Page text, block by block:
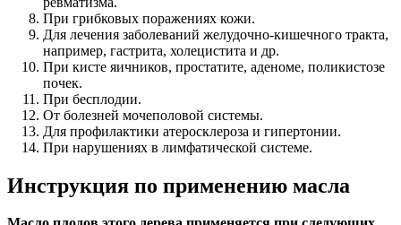
При грибковых поражениях кожи.
Для лечения заболеваний желудочно-кишечного тракта,
например, гастрита, холецистита и др.
При кисте яичников, простатите, аденоме, поликистозе
почек.
При бесплодии.
От болезней мочеполовой системы.
Для профилактики атеросклероза и гипертонии.
При нарушениях в лимфатической системе.
Инструкция по применению масла